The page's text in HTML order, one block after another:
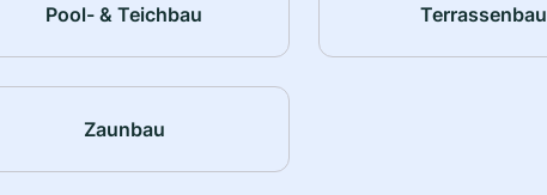
Pool- & Teichbau Terrassenbau
Zaunbau